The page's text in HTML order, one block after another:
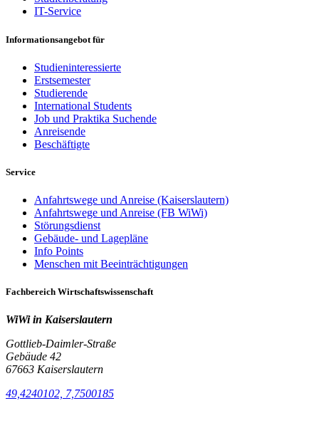
IT-Service
Informationsangebot für
Studieninteressierte
Erstsemester
Studierende
International Students
Job und Praktika Suchende
Anreisende
Beschäftigte
Service
Anfahrtswege und Anreise (Kaiserslautern)
Anfahrtswege und Anreise (FB WiWi)
Störungsdienst
Gebäude- und Lagepläne
Info Points
Menschen mit Beeinträchtigungen
Fachbereich Wirtschaftswissenschaft
WiWi in Kaiserslautern
Gottlieb-Daimler-Straße
Gebäude 42
67663 Kaiserslautern
49,4240102, 7,7500185